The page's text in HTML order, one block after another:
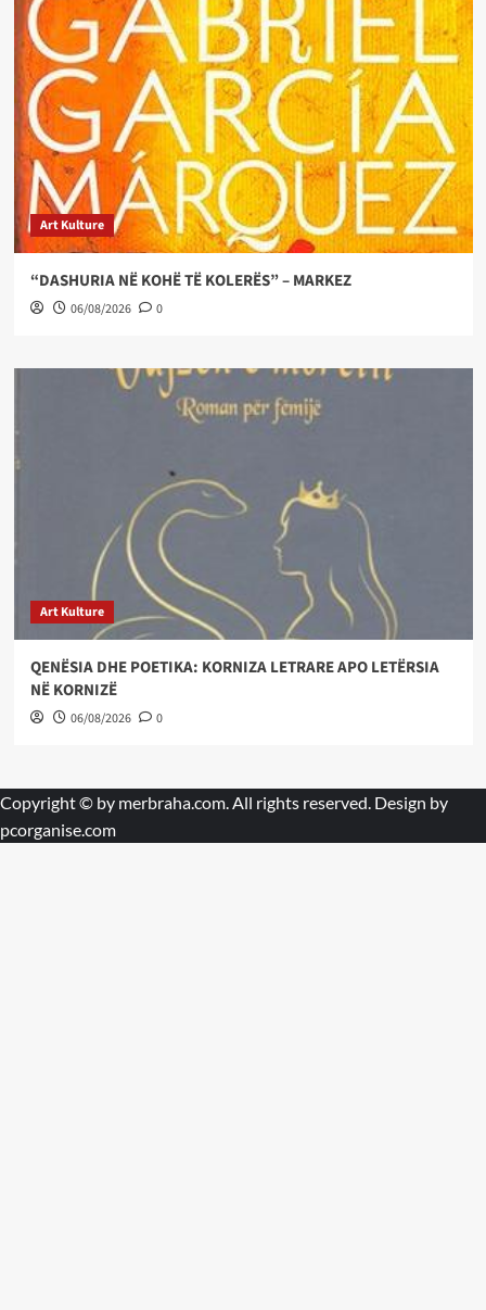
Art Kulture
“DASHURIA NË KOHË TË KOLERËS” – MARKEZ
06/08/2026 0
Art Kulture
QENËSIA DHE POETIKA: KORNIZA LETRARE APO LETËRSIA
NË KORNIZË
06/08/2026 0
Copyright © by merbraha.com . All rights reserved. Design by
pcorganise.com